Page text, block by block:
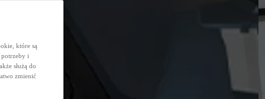
które są
i
służą do
zmienić